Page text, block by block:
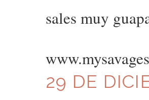
sales muy
29 DE